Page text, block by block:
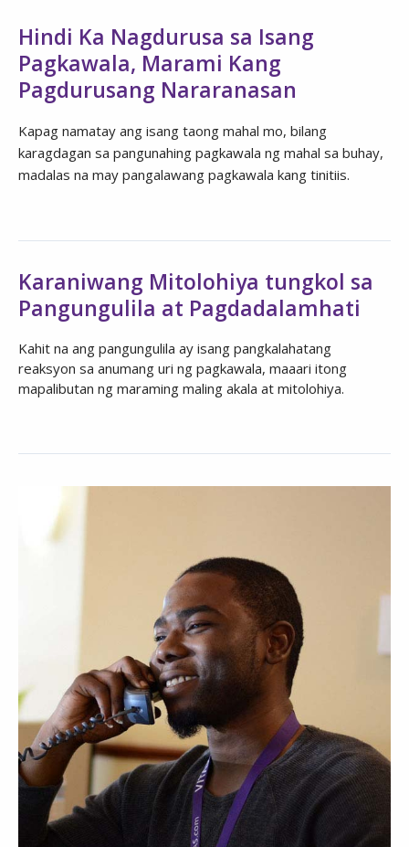
Hindi Ka Nagdurusa sa Isang
Pagkawala, Marami Kang
Pagdurusang Nararanasan
Kapag namatay ang isang taong mahal mo, bilang
karagdagan sa pangunahing pagkawala ng mahal sa buhay,
madalas na may pangalawang pagkawala kang tinitiis.
Karaniwang Mitolohiya tungkol sa
Pangungulila at Pagdadalamhati
Kahit na ang pangungulila ay isang pangkalahatang
reaksyon sa anumang uri ng pagkawala, maaari itong
mapalibutan ng maraming maling akala at mitolohiya.